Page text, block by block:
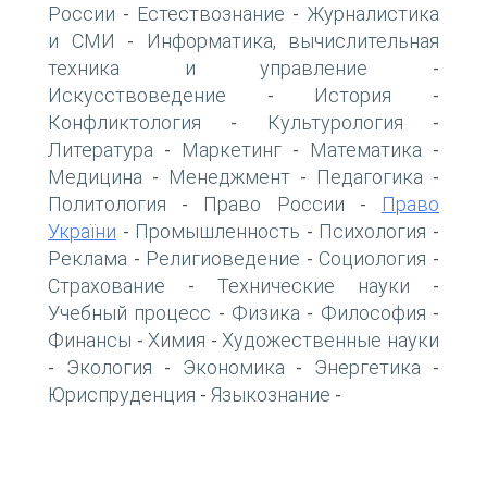
России - Естествознание - Журналистика
и СМИ -
Информатика, вычислительная
техника и управление -
Искусствоведение - История -
Конфликтология - Культурология -
Литература - Маркетинг - Математика -
Медицина - Менеджмент - Педагогика -
Политология - Право России -
Право
України - Промышленность - Психология -
Реклама - Религиоведение - Социология -
Страхование - Технические науки -
Учебный процесс - Физика - Философия -
Финансы - Химия - Художественные науки
- Экология - Экономика - Энергетика -
Юриспруденция - Языкознание -